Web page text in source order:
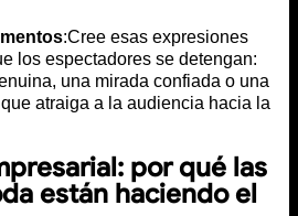
:Cree esas expresiones
los espectadores se detengan:
una mirada confiada o una
atraiga a la audiencia hacia la
por qué las
están haciendo el